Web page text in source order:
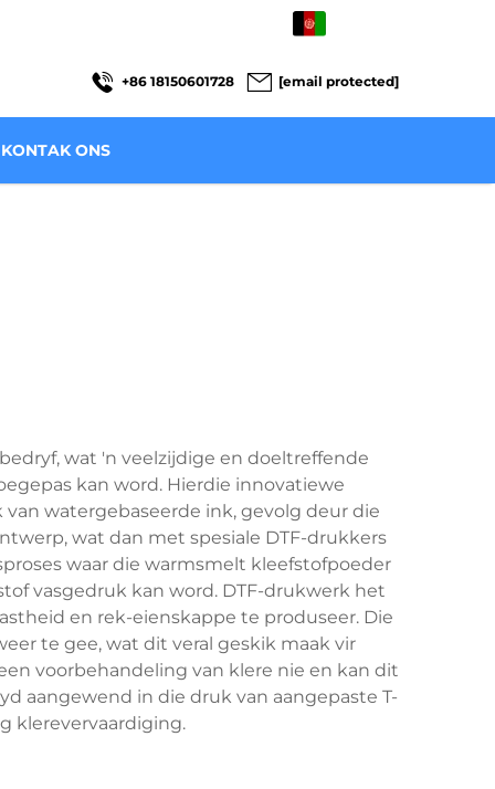
+86 18150601728 [email protected]
KONTAK ONS
wat 'n veelzijdige en doeltreffende
kan word. Hierdie innovatiewe
watergebaseerde ink, gevolg deur die
wat dan met spesiale DTF-drukkers
waar die warmsmelt kleefstofpoeder
vasgedruk kan word. DTF-drukwerk het
en rek-eienskappe te produseer. Die
te gee, wat dit veral geskik maak vir
voorbehandeling van klere nie en kan dit
aangewend in die druk van aangepaste T-
klerevervaardiging.